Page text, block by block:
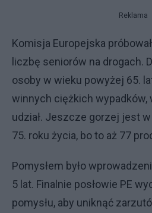
Reklama
Komisja Europejska
liczbę seniorów na drogach.
osoby w wieku powyżej 65.
winnych ciężkich wypadków,
udział. Jeszcze gorzej jest
75. roku życia, bo to aż 77
Pomysłem było
5 lat. Finalnie posłowie PE
pomysłu, aby uniknąć